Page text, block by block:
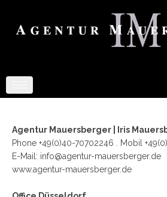
navigation
Agentur Mauersberger | Iris
Phone +49(0)40-70702246 . Mobil
E-Mail: info@agentur-mauersberger.de
www.agentur-mauersberger.de